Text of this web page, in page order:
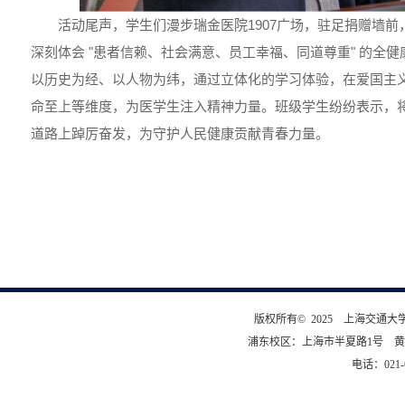
版权所有© 2025 上海交通大
浦东校区：上海市半夏路1号
电话：
活动尾声，学生们漫步瑞金医院1907广场，驻足捐赠墙
深刻体会 "患者信赖、社会满意、员工幸福、同道尊重" 的全
以历史为经、以人物为纬，通过立体化的学习体验，在爱国主
命至上等维度，为医学生注入精神力量。班级学生纷纷表示，
道路上踔厉奋发，为守护人民健康贡献青春力量。